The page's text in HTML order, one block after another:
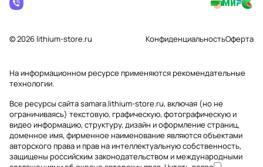
© 2026 lithium-store.ru КонфиденциальностьОферта
На информационном ресурсе применяютсярекомендательные
технологии.
Все ресурсы сайта samara.lithium-store.ru, включая (но не
ограничиваясь) текстовую, графическую, фотографическую и
видео информацию, структуру, дизайн и оформление страниц,
доменное имя, фирменное наименование являются объектами
авторского права и прав на интеллектуальную собственность,
защищены российским законодательством и международными